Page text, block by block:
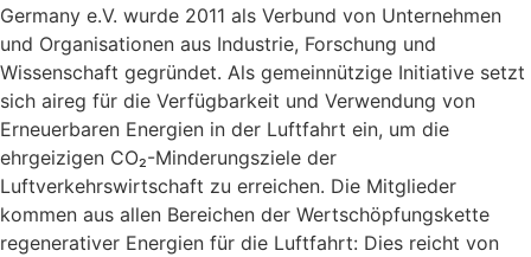
Germany e.V. wurde 2011 als Verbund von Unternehmen
und Organisationen aus Industrie, Forschung und
Wissenschaft gegründet. Als gemeinnützige Initiative setzt
sich aireg für die Verfügbarkeit und Verwendung von
Erneuerbaren Energien in der Luftfahrt ein, um die
ehrgeizigen CO₂-Minderungsziele der
Luftverkehrswirtschaft zu erreichen. Die Mitglieder
kommen aus allen Bereichen der Wertschöpfungskette
regenerativer Energien für die Luftfahrt: Dies reicht von